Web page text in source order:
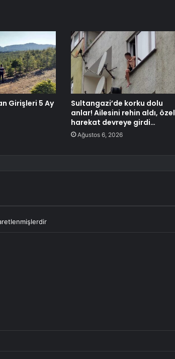
Girişleri 5 Ay
Sultangazi’de korku dolu
anlar! Ailesini rehin aldı, özel
harekat devreye girdi…
Ağustos 6, 2026